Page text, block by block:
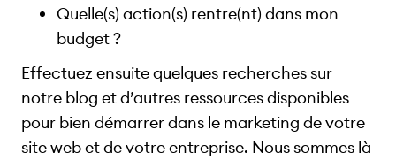
Quelle(s) action(s) rentre(nt) dans mon
budget ?
Effectuez ensuite quelques recherches sur
notre blog et d’autres ressources disponibles
pour bien démarrer dans le marketing de votre
site web et de votre entreprise. Nous sommes là